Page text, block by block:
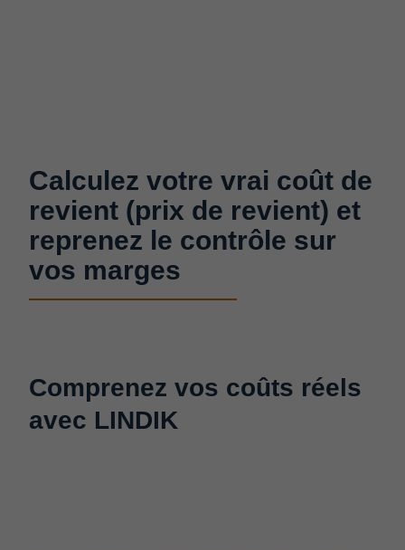
Calculez votre vrai coût de
revient (prix de revient)​ et
reprenez le contrôle sur
vos marges
Comprenez vos coûts réels
avec LINDIK